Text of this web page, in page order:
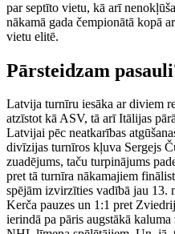
par septīto vietu, kā arī
nākamā gada čempionātā kopā
vietu elitē.
Pārsteidzam
Latvija turnīru iesāka ar diviem
atzīstot kā ASV, tā arī Itālijas
Latvijai pēc neatkarības
divīzijas turnīros kļuva Sergejs
zuadējums, taču turpinājums
pret tā turnīra nākamajiem
spējām izvirzīties vadībā jau 13.
Kerča pauzes un 1:1 pret
ierindā pa pāris augstākā